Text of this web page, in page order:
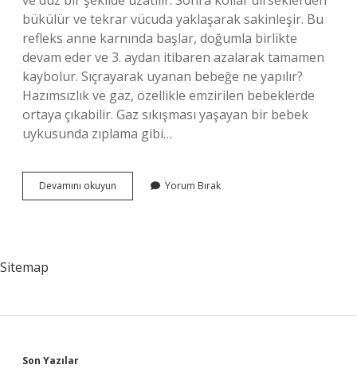
bükülür ve tekrar vücuda yaklaşarak sakinleşir. Bu
refleks anne karnında başlar, doğumla birlikte
devam eder ve 3. aydan itibaren azalarak tamamen
kaybolur. Sıçrayarak uyanan bebeğe ne yapılır?
Hazımsızlık ve gaz, özellikle emzirilen bebeklerde
ortaya çıkabilir. Gaz sıkışması yaşayan bir bebek
uykusunda zıplama gibi…
Devamını okuyun Bebeklerde
Sıçrama
Yorum Bırak
Sitemap
Sidebar
Son Yazılar